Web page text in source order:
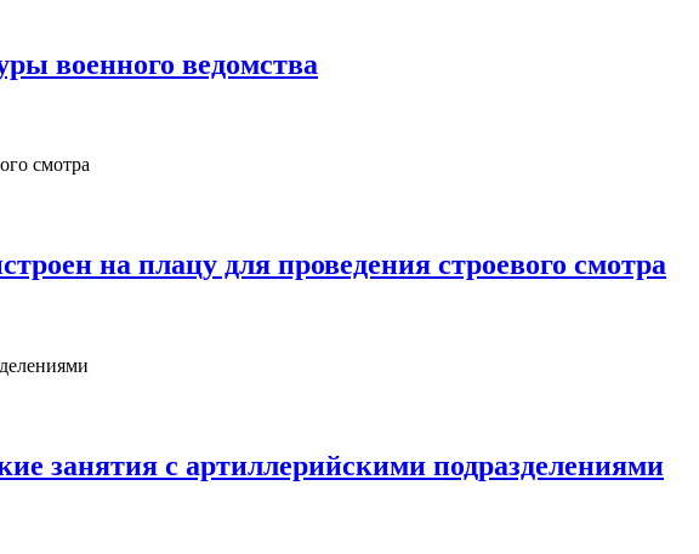
военного ведомства
на плацу для проведения строевого смотра
занятия с артиллерийскими подразделениями